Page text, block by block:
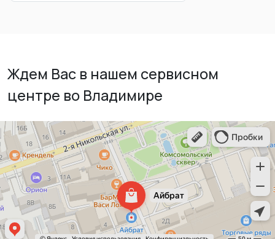
Ждем Вас в нашем сервисном
центре во Владимире